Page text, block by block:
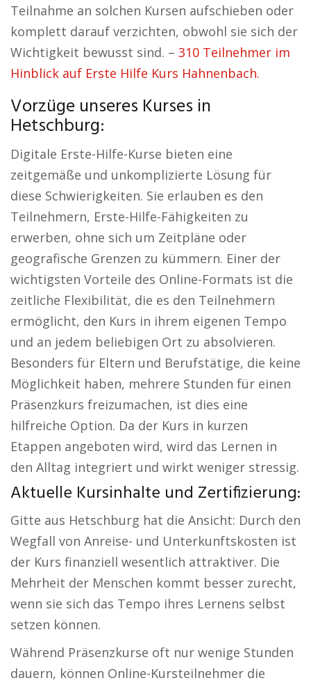
Teilnahme an solchen Kursen aufschieben oder
komplett darauf verzichten, obwohl sie sich der
Wichtigkeit bewusst sind. – 310 Teilnehmer im
Hinblick auf Erste Hilfe Kurs Hahnenbach.
Vorzüge unseres Kurses in
Hetschburg:
Digitale Erste-Hilfe-Kurse bieten eine
zeitgemäße und unkomplizierte Lösung für
diese Schwierigkeiten. Sie erlauben es den
Teilnehmern, Erste-Hilfe-Fähigkeiten zu
erwerben, ohne sich um Zeitpläne oder
geografische Grenzen zu kümmern. Einer der
wichtigsten Vorteile des Online-Formats ist die
zeitliche Flexibilität, die es den Teilnehmern
ermöglicht, den Kurs in ihrem eigenen Tempo
und an jedem beliebigen Ort zu absolvieren.
Besonders für Eltern und Berufstätige, die keine
Möglichkeit haben, mehrere Stunden für einen
Präsenzkurs freizumachen, ist dies eine
hilfreiche Option. Da der Kurs in kurzen
Etappen angeboten wird, wird das Lernen in
den Alltag integriert und wirkt weniger stressig.
Aktuelle Kursinhalte und Zertifizierung:
Gitte aus Hetschburg hat die Ansicht: Durch den
Wegfall von Anreise- und Unterkunftskosten ist
der Kurs finanziell wesentlich attraktiver. Die
Mehrheit der Menschen kommt besser zurecht,
wenn sie sich das Tempo ihres Lernens selbst
setzen können.
Während Präsenzkurse oft nur wenige Stunden
dauern, können Online-Kursteilnehmer die